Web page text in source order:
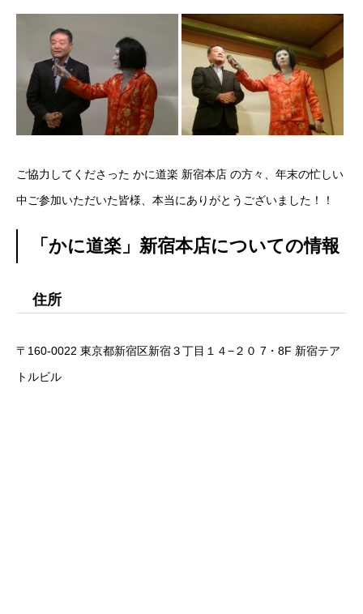
ご協力してくださった かに道楽 新宿本店 の方々、年末の忙しい
中ご参加いただいた皆様、本当にありがとうございました！！
「かに道楽」新宿本店についての情報
住所
〒160-0022 東京都新宿区新宿３丁目１４−２０ 7・8F 新宿テア
トルビル